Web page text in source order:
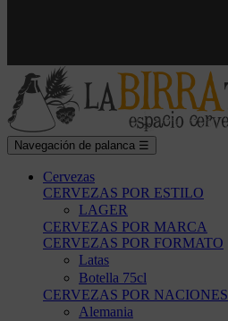
Navegación de palanca ☰
Cervezas
CERVEZAS POR ESTILO
LAGER
CERVEZAS POR MARCA
CERVEZAS POR FORMATO
Latas
Botella 75cl
CERVEZAS POR NACIONES
Alemania